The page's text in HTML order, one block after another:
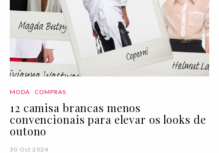
MODA COMPRAS
12 camisa brancas menos
convencionais para elevar os looks de
outono
30 Oct 2024